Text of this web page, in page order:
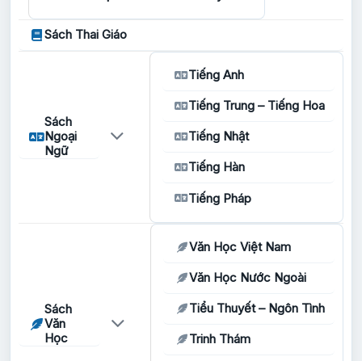
Sách Thai Giáo
Sách
Ngoại
Ngữ
Tiếng Anh
Tiếng Trung – Tiếng Hoa
Tiếng Nhật
Tiếng Hàn
Tiếng Pháp
Sách
Văn
Học
Văn Học Việt Nam
Văn Học Nước Ngoài
Tiểu Thuyết – Ngôn Tình
Trinh Thám